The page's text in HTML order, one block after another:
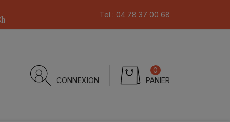
Tel : 04 78 37 00 68
CONNEXION PANIER
0